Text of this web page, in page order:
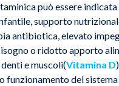
può essere
supporto
antibiotica, elevato
o ridotto apporto
e muscoli(Vitamina D
funzionamento del